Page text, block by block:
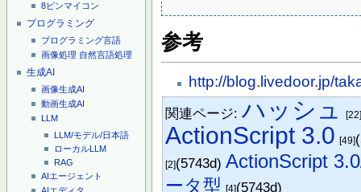
8ピンマイコン
プログラミング
プログラミング言語
画像処理 自然言語処理
生成AI
画像生成AI
動画生成AI
LLM
LLM/モデル/日本語
ローカルLLM
RAG
AIエージェント
参考
http://blog.livedoor.jp/
関連ページ:ハッシュ
ActionScript 3.0 [49]
[2](5743d)ActionScript
ータ型 [4](5743d)